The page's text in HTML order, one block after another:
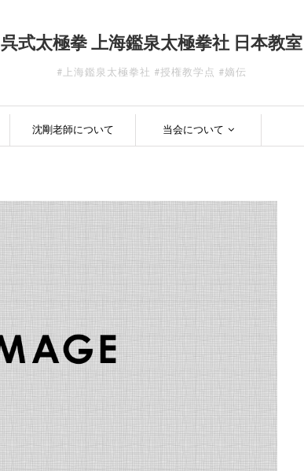
呉式太極拳 上海鑑泉太極拳社 日本教室
#上海鑑泉太極拳社 #授権教学点 #嫡伝
沈剛老師について 当会について